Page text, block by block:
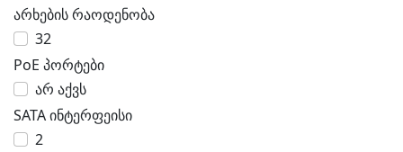
არხების რაოდენობა
32
PoE პორტები
არ აქვს
SATA ინტერფეისი
2